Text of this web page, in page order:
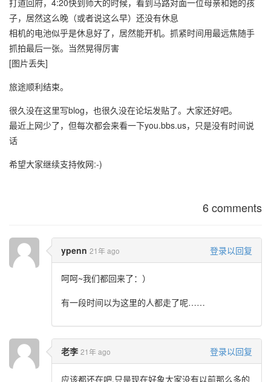
打道回府，4:20快到师大的时候，看到马路对面一位母亲和她的孩
子，居然这么晚（或者说这么早）还没有休息
相机的电池似乎是休息好了，居然能开机。抓紧时间用最远焦随手
抓拍最后一张。当然晃得厉害
[图片丢失]
旅途顺利结束。
很久没在这里写blog，也很久没在论坛发贴了。大家还好吧。
最近上网少了，但每次都会来看一下you.bbs.us，只是没有时间说
话
希望大家继续支持攸网:-)
6 comments
ypenn 21年 ago 登录以回复
呵呵~我们都回来了：）
有一段时间以为这里的人都走了呢……
老李 21年 ago 登录以回复
应该都还在吧,只是现在好象大家没有以前那么多的